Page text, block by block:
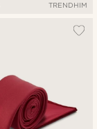
TRENDHIM